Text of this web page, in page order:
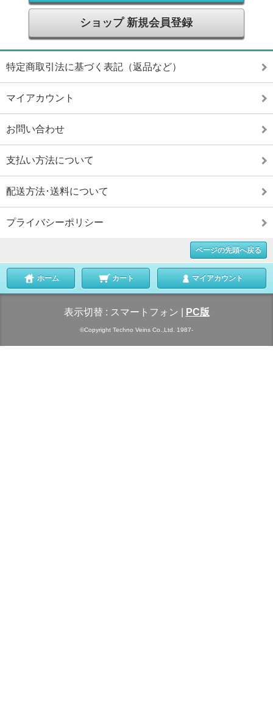
ショップ 新規会員登録
特定商取引法に基づく表記（返品など）
マイアカウント
お問い合わせ
支払い方法について
配送方法･送料について
プライバシーポリシー
ページの先頭へ戻る
ホーム カート マイアカウント
表示切替 : スマートフォン PC版
©Copyright Techno Veins Co.,Ltd. 1987-